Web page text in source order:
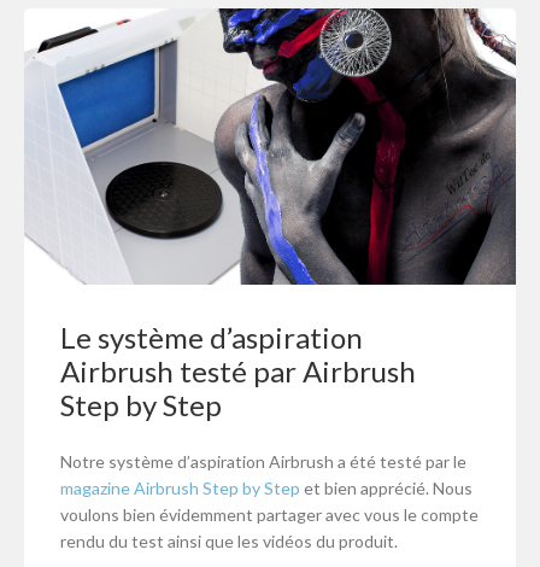
Le système d’aspiration
Airbrush testé par Airbrush
Step by Step
Notre système d’aspiration Airbrush a été testé par le
magazine Airbrush Step by Step et bien apprécié. Nous
voulons bien évidemment partager avec vous le compte
rendu du test ainsi que les vidéos du produit.